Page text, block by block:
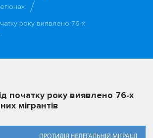
року виявлено 76-х
початку року виявлено 76-х
мігрантів